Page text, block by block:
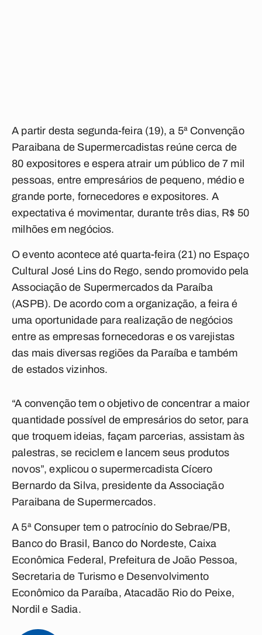
A partir desta segunda-feira (19), a 5ª Convenção
Paraibana de Supermercadistas reúne cerca de
80 expositores e espera atrair um público de 7 mil
pessoas, entre empresários de pequeno, médio e
grande porte, fornecedores e expositores. A
expectativa é movimentar, durante três dias, R$ 50
milhões em negócios.
O evento acontece até quarta-feira (21) no Espaço
Cultural José Lins do Rego, sendo promovido pela
Associação de Supermercados da Paraíba
(ASPB). De acordo com a organização, a feira é
uma oportunidade para realização de negócios
entre as empresas fornecedoras e os varejistas
das mais diversas regiões da Paraíba e também
de estados vizinhos.
“A convenção tem o objetivo de concentrar a maior
quantidade possível de empresários do setor, para
que troquem ideias, façam parcerias, assistam às
palestras, se reciclem e lancem seus produtos
novos”, explicou o supermercadista Cícero
Bernardo da Silva, presidente da Associação
Paraibana de Supermercados.
A 5ª Consuper tem o patrocínio do Sebrae/PB,
Banco do Brasil, Banco do Nordeste, Caixa
Econômica Federal, Prefeitura de João Pessoa,
Secretaria de Turismo e Desenvolvimento
Econômico da Paraíba, Atacadão Rio do Peixe,
Nordil e Sadia.